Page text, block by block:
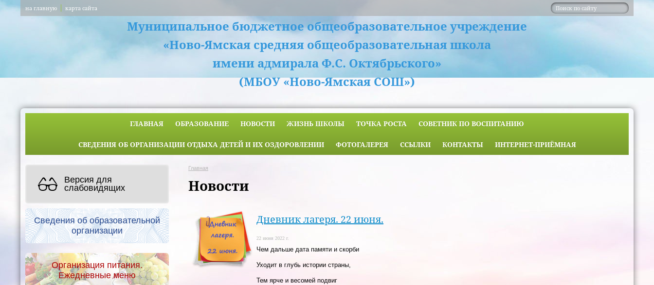
на главную карта сайта
Муниципальное бюджетное общеобразовательное учреждение
«Ново-Ямская средняя общеобразовательная школа
имени адмирала Ф.С. Октябрьского»
(МБОУ «Ново-Ямская СОШ»)
ГЛАВНАЯ ОБРАЗОВАНИЕ НОВОСТИ ЖИЗНЬ ШКОЛЫ ТОЧКА РОСТА СОВЕТНИК ПО ВОСПИТАНИЮ
СВЕДЕНИЯ ОБ ОРГАНИЗАЦИИ ОТДЫХА ДЕТЕЙ И ИХ ОЗДОРОВЛЕНИИ ФОТОГАЛЕРЕЯ ССЫЛКИ КОНТАКТЫ ИНТЕРНЕТ-ПРИЁМНАЯ
Версия для
слабовидящих
Сведения об образовательной
организации
Организация питания.
Ежедневные меню
Главная
Новости
Дневник лагеря. 22 июня.
22 июня 2022 г.
Чем дальше дата памяти и скорби
Уходит в глубь истории страны,
Тем ярче и весомей подвиг